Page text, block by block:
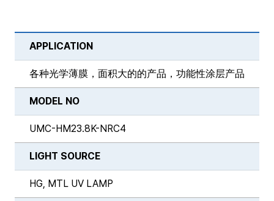
APPLICATION
各种光学薄膜，面积大的的产品，功能性涂层产品
MODEL NO
UMC-HM23.8K-NRC4
LIGHT SOURCE
HG, MTL UV LAMP